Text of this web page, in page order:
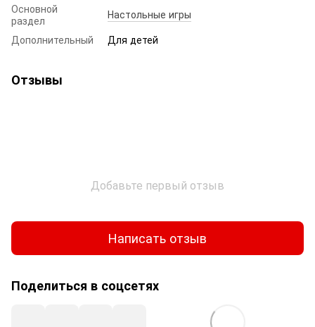
Основной
раздел
Настольные игры
Дополнительный
Для детей
Отзывы
Добавьте первый отзыв
Написать отзыв
Поделиться в соцсетях